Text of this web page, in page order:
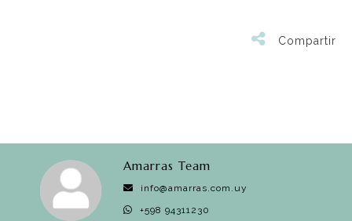
Compartir
Amarras Team
info@amarras.com.uy
+598 94311230